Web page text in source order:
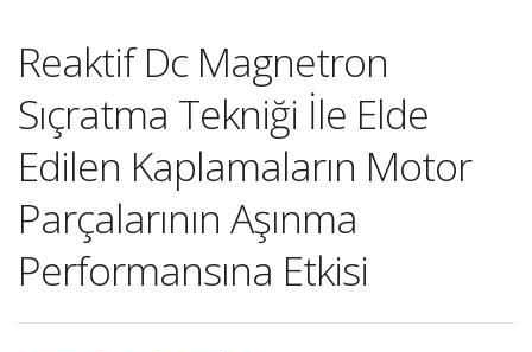
Reaktif Dc Magnetron
Sıçratma Tekniği İle Elde
Edilen Kaplamaların Motor
Parçalarının Aşınma
Performansına Etkisi